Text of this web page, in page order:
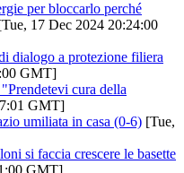
per bloccarlo perché
17 Dec 2024 20:24:00
dialogo a protezione filiera
GMT]
cura della
GMT]
umiliata in casa (0-6) [Tue,
si faccia crescere le basette
GMT]